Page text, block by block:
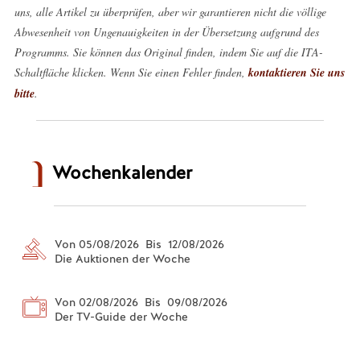
uns, alle Artikel zu überprüfen, aber wir garantieren nicht die völlige
Abwesenheit von Ungenauigkeiten in der Übersetzung aufgrund des
Programms. Sie können das Original finden, indem Sie auf die ITA-
Schaltfläche klicken. Wenn Sie einen Fehler finden, kontaktieren Sie uns
bitte.
Wochenkalender
Von 05/08/2026 Bis 12/08/2026
Die Auktionen der Woche
Von 02/08/2026 Bis 09/08/2026
Der TV-Guide der Woche